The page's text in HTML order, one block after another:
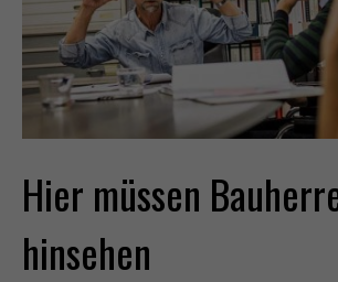
Hier müssen
hinsehen